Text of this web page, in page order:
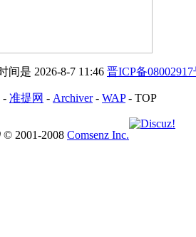
间是 2026-8-7 11:46 晋ICP备08002917
- 准提网 - Archiver- WAP- TOP
© 2001-2008 Comsenz Inc.